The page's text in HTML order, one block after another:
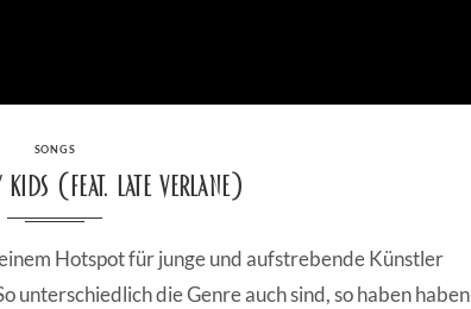
CATEGORIES
SONGS
(Feat. Late Verlane)
Hotspot für junge und aufstrebende Künstler
unterschiedlich die Genre auch sind, so haben haben